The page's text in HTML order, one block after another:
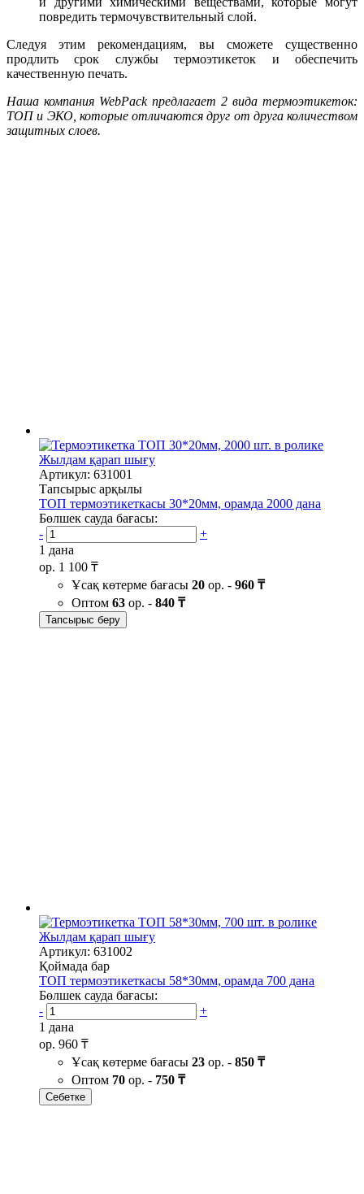
повредить термочувствительный слой.
Следуя этим рекомендациям, вы сможете существенно
продлить срок службы термоэтикеток и обеспечить
качественную печать.
Наша компания WebPack предлагает 2 вида термоэтикеток:
ТОП и ЭКО, которые отличаются друг от друга количеством
защитных слоев.
Жылдам қарап шығу
Артикул: 631001
Тапсырыс арқылы
ТОП термоэтикеткасы 30*20мм, орамда 2000 дана
Бөлшек сауда бағасы:
-
+
1 дана
ор. 1 100 ₸
Ұсақ көтерме бағасы 20 ор. - 960 ₸
Оптом 63 ор. - 840 ₸
Тапсырыс беру
Жылдам қарап шығу
Артикул: 631002
Қоймада бар
ТОП термоэтикеткасы 58*30мм, орамда 700 дана
Бөлшек сауда бағасы:
-
+
1 дана
ор. 960 ₸
Ұсақ көтерме бағасы 23 ор. - 850 ₸
Оптом 70 ор. - 750 ₸
Себетке